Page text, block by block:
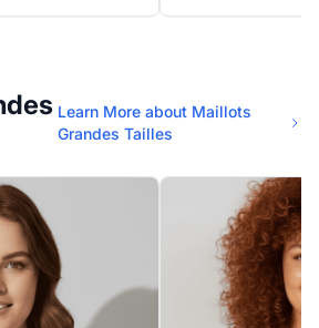
Learn More about Maillots
Grandes Tailles